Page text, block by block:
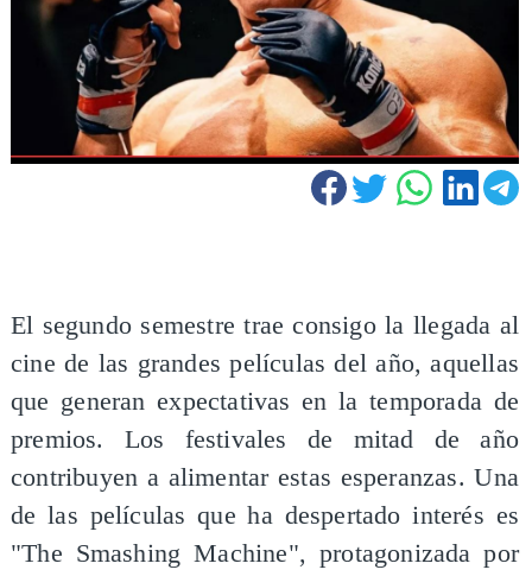
El segundo semestre trae consigo la llegada al
cine de las grandes películas del año, aquellas
que generan expectativas en la temporada de
premios. Los festivales de mitad de año
contribuyen a alimentar estas esperanzas. Una
de las películas que ha despertado interés es
"The Smashing Machine", protagonizada por